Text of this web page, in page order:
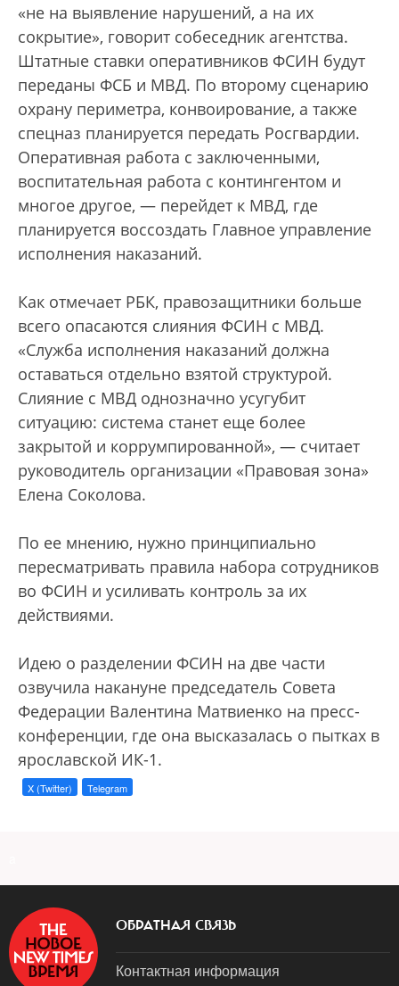
«не на выявление нарушений, а на их
сокрытие», говорит собеседник агентства.
Штатные ставки оперативников ФСИН будут
переданы ФСБ и МВД. По второму сценарию
охрану периметра, конвоирование, а также
спецназ планируется передать Росгвардии.
Оперативная работа с заключенными,
воспитательная работа с контингентом и
многое другое, — перейдет к МВД, где
планируется воссоздать Главное управление
исполнения наказаний.
Как отмечает РБК, правозащитники больше
всего опасаются слияния ФСИН с МВД.
«Служба исполнения наказаний должна
оставаться отдельно взятой структурой.
Слияние с МВД однозначно усугубит
ситуацию: система станет еще более
закрытой и коррумпированной», — считает
руководитель организации «Правовая зона»
Елена Соколова.
По ее мнению, нужно принципиально
пересматривать правила набора сотрудников
во ФСИН и усиливать контроль за их
действиями.
Идею о разделении ФСИН на две части
озвучила накануне председатель Совета
Федерации Валентина Матвиенко на пресс-
конференции, где она высказалась о пытках в
ярославской ИК-1.
X (Twitter) Telegram
ОБРАТНАЯ СВЯЗЬ
Контактная информация